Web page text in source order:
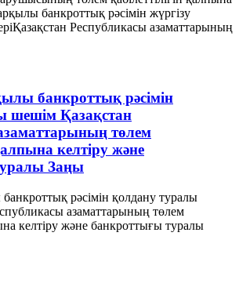
банкроттық рәсімін жүргізу
Республикасы азаматтарының
банкроттық рәсімін
шешім Қазақстан
төлем
келтіру және
Заңы
рәсімін қолдану туралы
азаматтарының төлем
келтіру және банкроттығы туралы